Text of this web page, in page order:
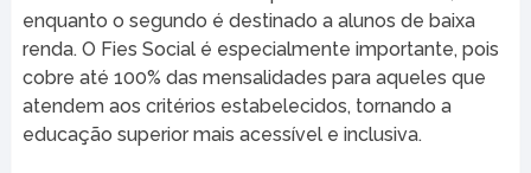
enquanto o segundo é destinado a alunos de baixa
renda. O Fies Social é especialmente importante, pois
cobre até 100% das mensalidades para aqueles que
atendem aos critérios estabelecidos, tornando a
educação superior mais acessível e inclusiva.